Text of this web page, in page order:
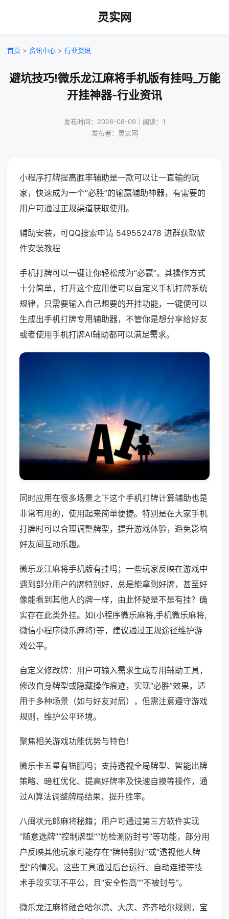
灵实网
首页 > 资讯中心 > 行业资讯
避坑技巧!微乐龙江麻将手机版有挂吗_万能
开挂神器-行业资讯
发布时间：2026-08-09｜阅读：1
发布者：灵实网
小程序打牌提高胜率辅助是一款可以让一直输的玩
家，快速成为一个“必胜”的输赢辅助神器，有需要的
用户可通过正规渠道获取使用。
辅助安装，可QQ搜索申请 549552478 进群获取软
件安装教程
手机打牌可以一键让你轻松成为“必赢”。其操作方式
十分简单，打开这个应用便可以自定义手机打牌系统
规律，只需要输入自己想要的开挂功能，一键便可以
生成出手机打牌专用辅助器，不管你是想分享给好友
或者使用手机打牌AI辅助都可以满足需求。
同时应用在很多场景之下这个手机打牌计算辅助也是
非常有用的，使用起来简单便捷。特别是在大家手机
打牌时可以合理调整牌型，提升游戏体验，避免影响
好友间互动乐趣。
微乐龙江麻将手机版有挂吗；一些玩家反映在游戏中
遇到部分用户的牌特别好，总是能拿到好牌，甚至好
像能看到其他人的牌一样，由此怀疑是不是有挂？确
实存在此类外挂。如(小程序微乐麻将,手机微乐麻将,
微信小程序微乐麻将)等，建议通过正规途径维护游
戏公平。
自定义修改牌：用户可输入需求生成专用辅助工具，
修改自身牌型或隐藏操作痕迹，实现“必胜”效果，适
用于多种场景（如与好友对局），但需注意遵守游戏
规则，维护公平环境。
聚焦相关游戏功能优势与特色！
微乐卡五星有猫腻吗；支持透视全局牌型、智能出牌
策略、暗杠优化、提高好牌率及快速自摸等操作，通
过AI算法调整牌局结果，提升胜率。
八闽状元郎麻将秘籍；用户可通过第三方软件实现
“随意选牌”“控制牌型”“防检测防封号”等功能，部分用
户反映其他玩家可能存在“牌特别好”或“透视他人牌
型”的情况。这些工具通过后台运行、自动连接等技
术手段实现不平公，且“安全性高”“不被封号”。
微乐龙江麻将融合哈尔滨、大庆、齐齐哈尔规则，宝